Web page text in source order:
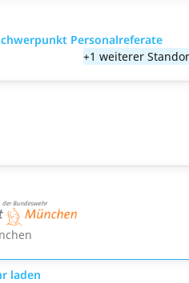
Personalreferate
+1 weiterer
laden